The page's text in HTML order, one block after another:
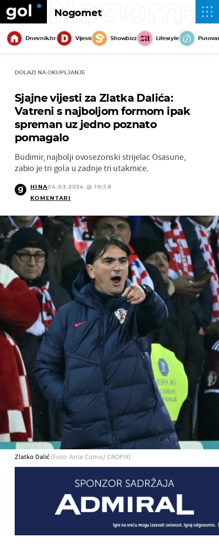
Nogomet
Dnevnik.hr Vijesti Showbizz Lifestyle
DOLAZI NA OKUPLJANJE
Sjajne vijesti za Zlatka Dalića:
Vatreni s najboljom formom ipak
spreman uz jedno poznato
pomagalo
Budimir, najbolji ovosezonski strijelac Osasune,
zabio je tri gola u zadnje tri utakmice.
HINA04.03.2024 @ 10:58
KOMENTARI
Zlatko Dalić (Foto: Ante Cizmic/ CROPIX)